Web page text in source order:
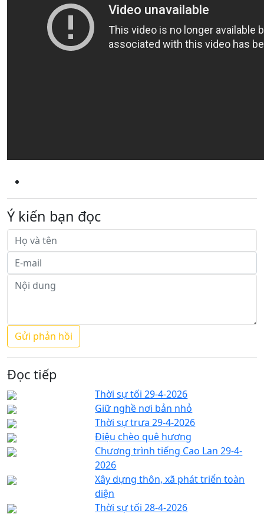
Ý kiến bạn đọc
Đọc tiếp
Thời sự tối 29-4-2026
Giữ nghề nơi bản nhỏ
Thời sự trưa 29-4-2026
Điệu chèo quê hương
Chương trình tiếng Cao Lan 29-4-
2026
Xây dựng thôn, xã phát triển toàn
diện
Thời sự tối 28-4-2026